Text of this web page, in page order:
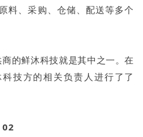
料、采购、仓储、配送等多个
的鲜沐科技就是其中之一。在
技方的相关负责人进行了了
02